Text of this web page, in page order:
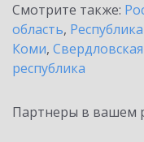
Смотрите также:
область,
Коми,
республика
Партнеры в вашем